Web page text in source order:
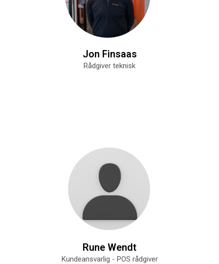
Jon Finsaas
Rådgiver teknisk
Rune Wendt
Kundeansvarlig - POS rådgiver